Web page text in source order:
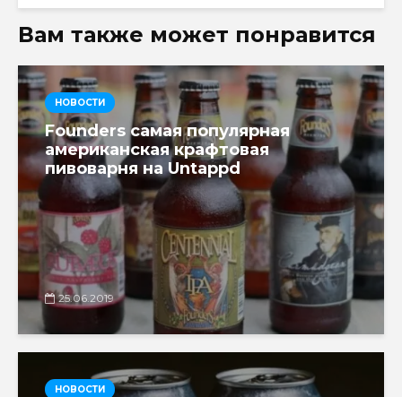
Вам также может понравится
НОВОСТИ
Founders самая популярная
американская крафтовая
пивоварня на Untappd
25.06.2019
НОВОСТИ